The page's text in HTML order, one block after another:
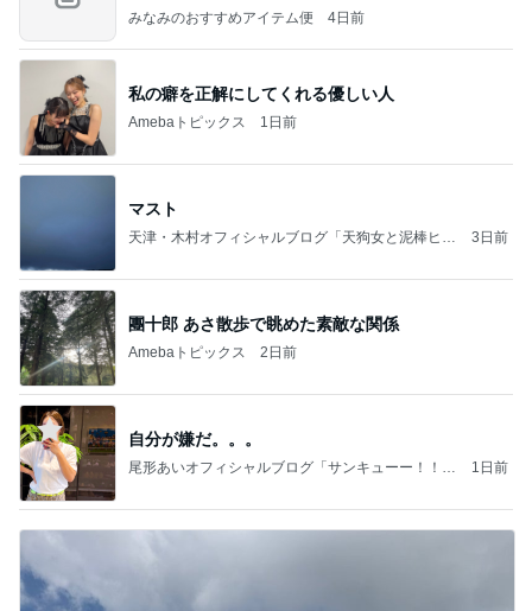
みなみのおすすめアイテム便 4日前
私の癖を正解にしてくれる優しい人
Amebaトピックス 1日前
マスト
天津・木村オフィシャルブログ「天狗女と泥棒ヒゲ
3日前
團十郎 あさ散歩で眺めた素敵な関係
Amebaトピックス 2日前
自分が嫌だ。。。
尾形あいオフィシャルブログ「サンキューー！！尾
1日前